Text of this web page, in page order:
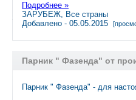
Подробнее »
ЗАРУБЕЖ, Все страны
Добавлено - 05.05.2015
Парник " Фазенда" от
Парник " Фазенда" - для